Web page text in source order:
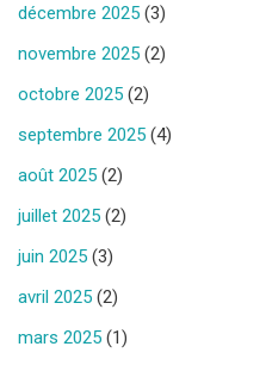
décembre 2025 (3)
novembre 2025 (2)
octobre 2025 (2)
septembre 2025 (4)
août 2025 (2)
juillet 2025 (2)
juin 2025 (3)
avril 2025 (2)
mars 2025 (1)